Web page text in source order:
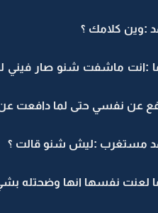
:وين كلامك ؟
:انت ماشفت شنو صار فيني
عن نفسي حتى لما دافعت
مستغرب :ليش شنو قالت ؟
لعنت نفسها انها وضحتله